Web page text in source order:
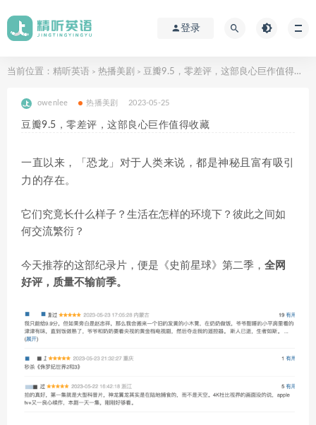
登录
当前位置： 精听英语 > 热播美剧 > 豆瓣9.5，零差评，这部良心巨作值得收藏
owenlee 热播美剧 2023-05-25
豆瓣9.5，零差评，这部良心巨作值得收藏
一直以来，「恐龙」对于人类来说，都是神秘且富有吸引
力的存在。
它们究竟长什么样子？生活在怎样的环境下？彼此之间如
何交流繁衍？
今天推荐的这部纪录片，便是《史前星球》第二季， 全网
好评，质量不输前季。